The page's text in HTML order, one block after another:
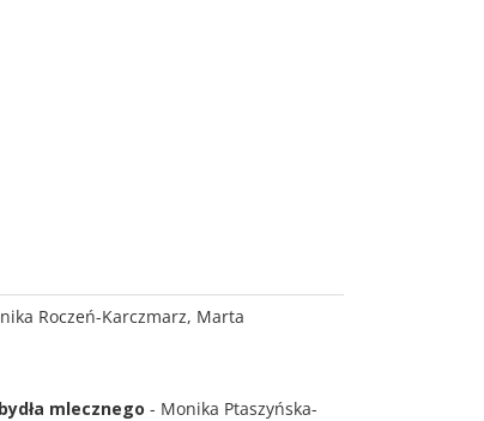
Roczeń-Karczmarz, Marta
mlecznego - Monika Ptaszyńska-